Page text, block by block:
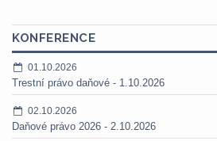
KONFERENCE
01.10.2026
Trestní právo daňové - 1.10.2026
02.10.2026
Daňové právo 2026 - 2.10.2026